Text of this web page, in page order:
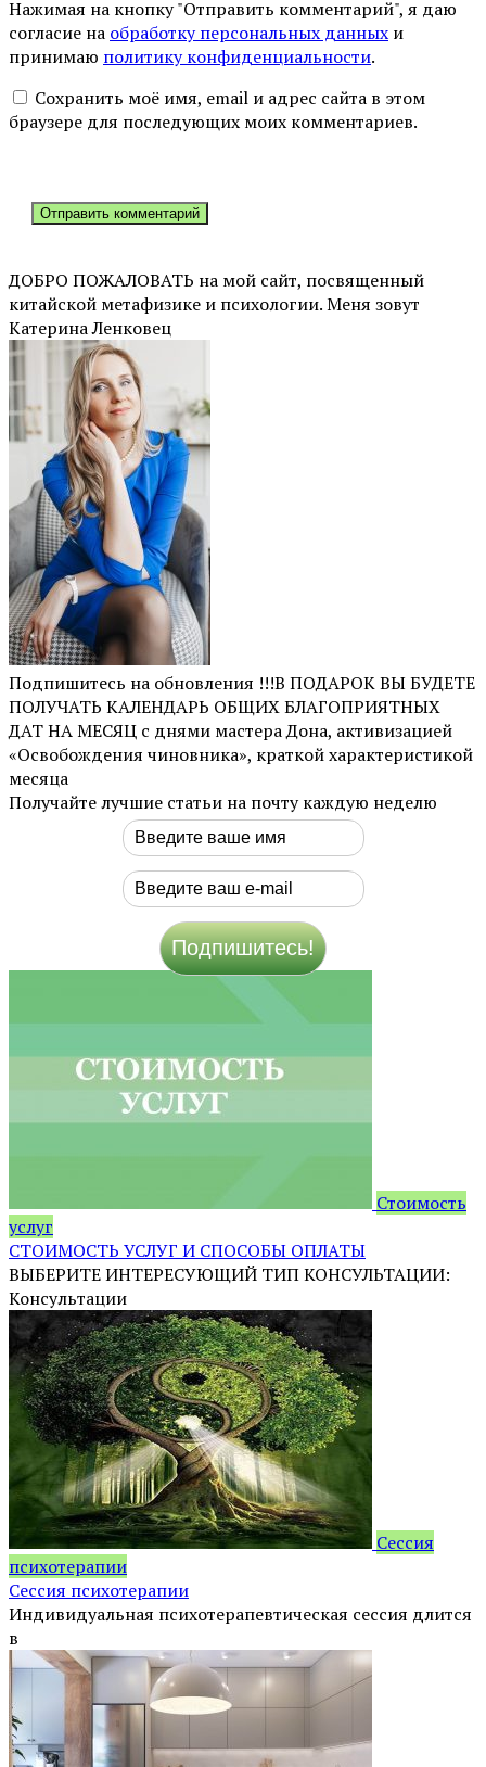
Нажимая на кнопку "Отправить комментарий", я даю
согласие на обработку персональных данных и
принимаю политику конфиденциальности.
Сохранить моё имя, email и адрес сайта в этом
браузере для последующих моих комментариев.
ДОБРО ПОЖАЛОВАТЬ на мой сайт, посвященный
китайской метафизике и психологии. Меня зовут
Катерина Ленковец
Подпишитесь на обновления !!!В ПОДАРОК ВЫ БУДЕТЕ
ПОЛУЧАТЬ КАЛЕНДАРЬ ОБЩИХ БЛАГОПРИЯТНЫХ
ДАТ НА МЕСЯЦ с днями мастера Дона, активизацией
«Освобождения чиновника», краткой характеристикой
месяца
Получайте лучшие статьи на почту каждую неделю
Стоимость
услуг
СТОИМОСТЬ УСЛУГ И СПОСОБЫ ОПЛАТЫ
ВЫБЕРИТЕ ИНТЕРЕСУЮЩИЙ ТИП КОНСУЛЬТАЦИИ:
Консультации
Сессия
психотерапии
Сессия психотерапии
Индивидуальная психотерапевтическая сессия длится
в